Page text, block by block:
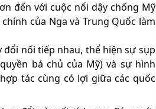
đến với cuộc nổi dậy chống Mỹ
của Nga và Trung Quốc làm
nối tiếp nhau, thể hiện sự sụp
bá chủ của Mỹ) và sự hình
tác cùng có lợi giữa các quốc